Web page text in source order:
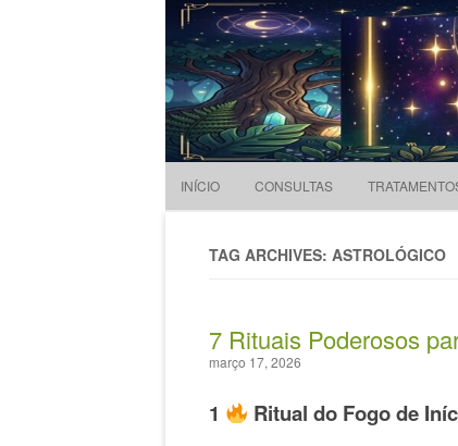
Evandro Legramonte
INÍCIO CONSULTAS
TAG ARCHIVES: ASTROLÓGICO
7 Rituais Poderosos
março 17, 2026
1 Ritual do Fogo de